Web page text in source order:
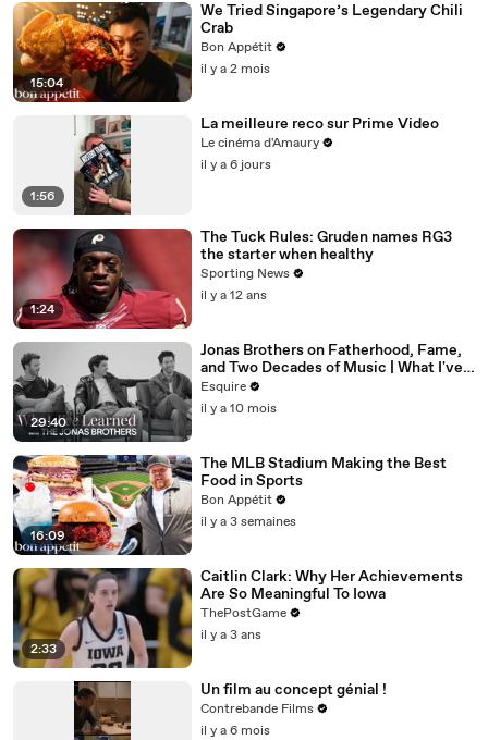
15:04
We Tried Singapore’s Legendary Chili
Crab
Bon Appétit
il y a 2 mois
1:56
La meilleure reco sur Prime Video
Le cinéma d'Amaury
il y a 6 jours
1:24
The Tuck Rules: Gruden names RG3
the starter when healthy
Sporting News
il y a 12 ans
29:40
Jonas Brothers on Fatherhood, Fame,
and Two Decades of Music | What I've
Learned | Esquire
Esquire
il y a 10 mois
16:09
The MLB Stadium Making the Best
Food in Sports
Bon Appétit
il y a 3 semaines
2:33
Caitlin Clark: Why Her Achievements
Are So Meaningful To Iowa
ThePostGame
il y a 3 ans
Un film au concept génial !
Contrebande Films
il y a 6 mois